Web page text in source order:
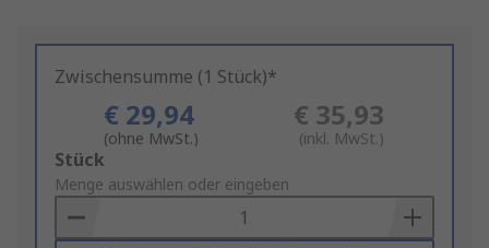
Zwischensumme (1 Stück)*
€ 29,94
(ohne MwSt.)
€ 35,93
(inkl. MwSt.)
Add
to
Basket
Stück
Menge auswählen oder eingeben